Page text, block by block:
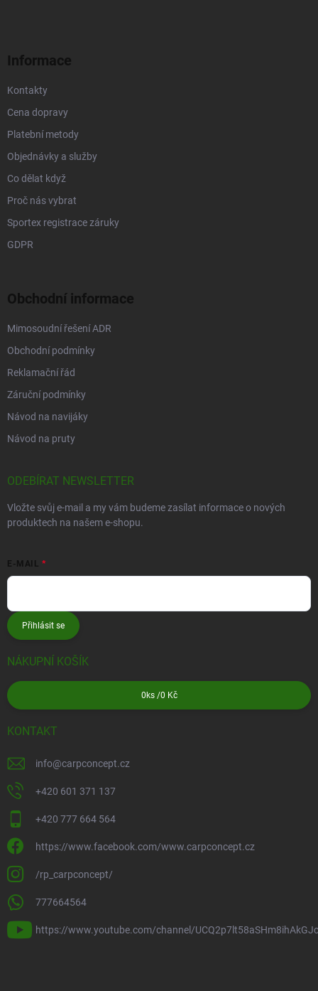
Informace
Kontakty
Cena dopravy
Platební metody
Objednávky a služby
Co dělat když
Proč nás vybrat
Sportex registrace záruky
GDPR
Obchodní informace
Mimosoudní řešení ADR
Obchodní podmínky
Reklamační řád
Záruční podmínky
Návod na navijáky
Návod na pruty
ODEBÍRAT NEWSLETTER
Vložte svůj e-mail a my vám budeme zasílat informace o nových
produktech na našem e-shopu.
E-MAIL
Přihlásit se
NÁKUPNÍ KOŠÍK
0ks /0 Kč
KONTAKT
info@carpconcept.cz
+420 601 371 137
+420 777 664 564
https://www.facebook.com/www.carpconcept.cz
/rp_carpconcept/
777664564
https://www.youtube.com/channel/